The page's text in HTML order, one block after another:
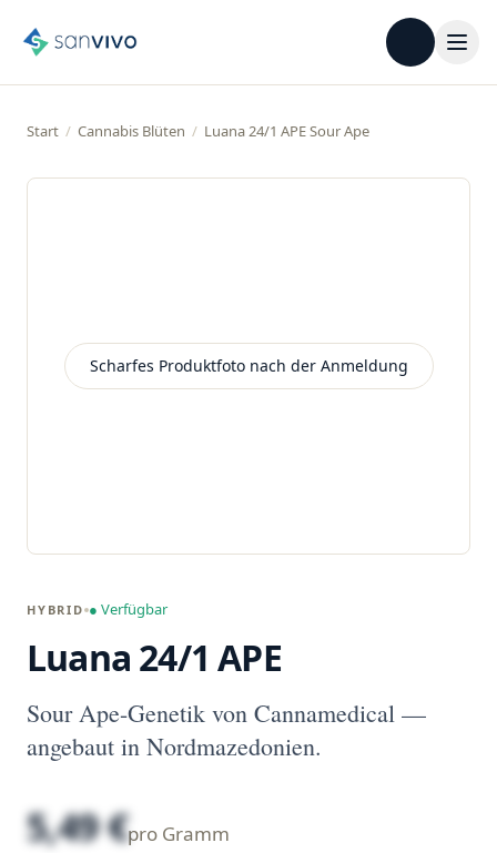
Start / Cannabis Blüten / Luana 24/1 APE Sour Ape
Scharfes Produktfoto nach der Anmeldung
HYBRID ● Verfügbar
Luana 24/1 APE
Sour Ape-Genetik von Cannamedical —
angebaut in Nordmazedonien.
5,49 €pro Gramm